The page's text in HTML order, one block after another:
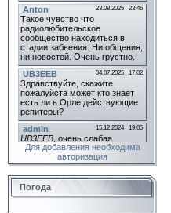
Для добавления необходима
авторизация
Погода